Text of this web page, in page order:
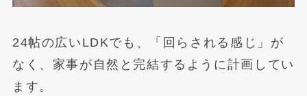
24帖の広いLDKでも、「回らされる感じ」が
なく、家事が自然と完結するように計画してい
ます。